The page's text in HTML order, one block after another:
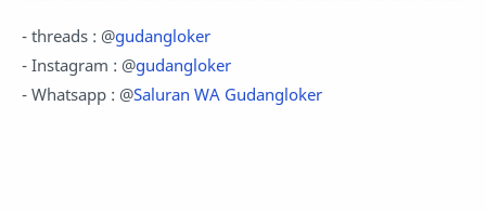
- threads : @gudangloker
- Instagram : @gudangloker
- Whatsapp : @Saluran WA Gudangloker